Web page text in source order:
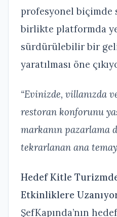
profesyonel biçimde
birlikte platformda
sürdürülebilir bir
yaratılması öne
“Evinizde, villanızda
restoran konforunu
markanın pazarlama
tekrarlanan ana
Hedef Kitle
Etkinliklere
ŞefKapında’nın